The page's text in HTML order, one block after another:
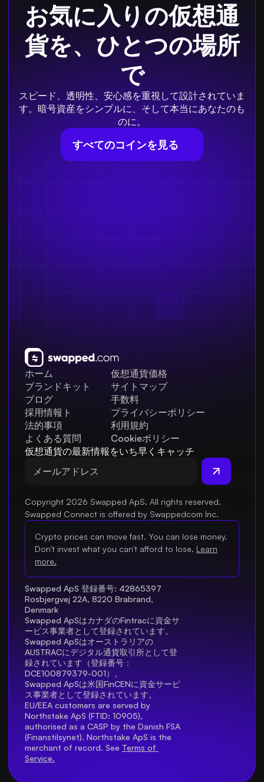
お気に入りの仮想通
貨を、ひとつの場所
で
スピード、透明性、安心感を重視して設計されていま
す。暗号資産をシンプルに、そして本当にあなたのも
のに。
すべてのコインを見る
ホーム
ブランドキット
ブログ
よくある質問
法的事項
採用情報ト
仮想通貨価格
サイトマップ
手数料
プライバシーポリシー
利用規約
Cookieポリシー
仮想通貨の最新情報をいち早くキャッチ
Copyright 2026 Swapped ApS. All rights reserved.
Swapped Connect is offered by Swappedcom Inc.
Crypto prices can move fast. You can lose money.
Don't invest what you can't afford to lose. Learn
more.
Swapped ApS 登録番号: 42865397
Rosbjergvej 22A, 8220 Brabrand,
Denmark
Swapped ApSはカナダのFintracに資金サ
ービス事業者として登録されています。
Swapped ApSはオーストラリアの
AUSTRACにデジタル通貨取引所として登
録されています（登録番号：
DCE100879379-001）。
Swapped ApSは米国FinCENに資金サービ
ス事業者として登録されています。
EU/EEA customers are served by
Northstake ApS (FTID: 10905),
authorised as a CASP by the Danish FSA
(Finanstilsynet). Northstake ApS is the
merchant of record. See Terms of
Service.